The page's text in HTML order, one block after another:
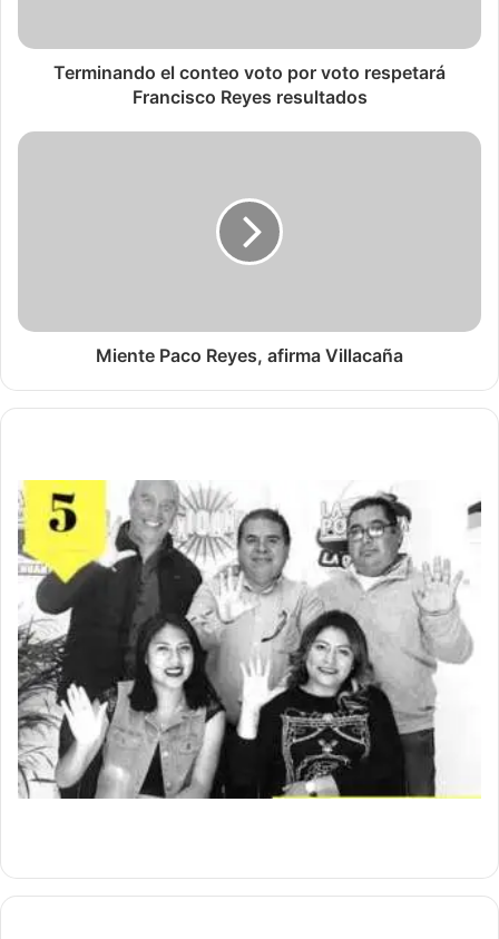
Terminando el conteo voto por voto respetará
Francisco Reyes resultados
Miente Paco Reyes, afirma Villacaña